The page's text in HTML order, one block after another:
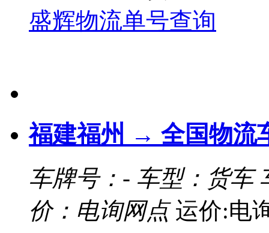
盛辉物流单号查询
福建福州 → 全国物流
车牌号：- 车型：货车
价：电询网点运价:电